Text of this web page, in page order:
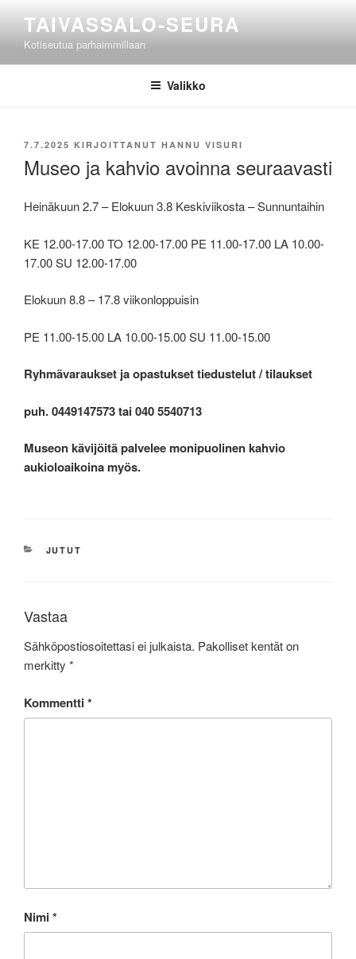
sisältöönTAIVASSALO-SEURA
Kotiseutua parhaimmillaan
Valikko
JULKAISTU
7.7.2025 KIRJOITTANUT HANNU VISURI
Museo ja kahvio avoinna seuraavasti
Heinäkuun 2.7 – Elokuun 3.8 Keskiviikosta – Sunnuntaihin
KE 12.00-17.00 TO 12.00-17.00 PE 11.00-17.00 LA 10.00-
17.00 SU 12.00-17.00
Elokuun 8.8 – 17.8 viikonloppuisin
PE 11.00-15.00 LA 10.00-15.00 SU 11.00-15.00
Ryhmävaraukset ja opastukset tiedustelut / tilaukset
puh. 0449147573 tai 040 5540713
Museon kävijöitä palvelee monipuolinen kahvio
aukioloaikoina myös.
KATEGORIAT
JUTUT
Vastaa
Sähköpostiosoitettasi ei julkaista. Pakolliset kentät on
merkitty *
Kommentti*
Nimi*